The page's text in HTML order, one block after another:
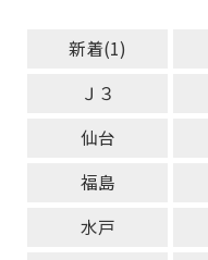
新着(1)
Ｊ３
仙台
福島
水戸